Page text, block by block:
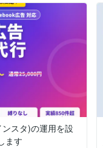
スタ)の運用を設
ます